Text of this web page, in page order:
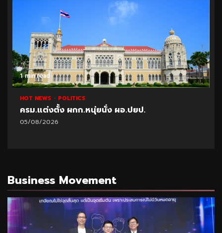
1 min read
HOT NEWS POLITICS
ปชป.ดัน กม.สกัด “ฆ่า-ข่มขืน-ปล้น” ผิดซ้ำรอบ 2
ห้ามลดโทษ-ผิดรอบ 3 ต้องโทษสูงสุด
Business Movement